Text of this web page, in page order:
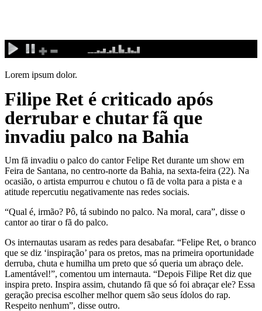
conteúdo
Lorem ipsum dolor.
Filipe Ret é criticado após
derrubar e chutar fã que
invadiu palco na Bahia
Um fã invadiu o palco do cantor Felipe Ret durante um show em
Feira de Santana, no centro-norte da Bahia, na sexta-feira (22). Na
ocasião, o artista empurrou e chutou o fã de volta para a pista e a
atitude repercutiu negativamente nas redes sociais.
“Qual é, irmão? Pô, tá subindo no palco. Na moral, cara”, disse o
cantor ao tirar o fã do palco.
Os internautas usaram as redes para desabafar. “Felipe Ret, o branco
que se diz ‘inspiração’ para os pretos, mas na primeira oportunidade
derruba, chuta e humilha um preto que só queria um abraço dele.
Lamentável!”, comentou um internauta. “Depois Filipe Ret diz que
inspira preto. Inspira assim, chutando fã que só foi abraçar ele? Essa
geração precisa escolher melhor quem são seus ídolos do rap.
Respeito nenhum”, disse outro.